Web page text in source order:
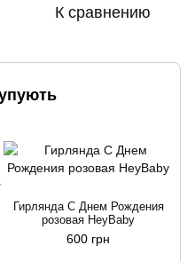
К сравнению
Гирлянда С Днем Рождения
розовая HeyBaby
600 грн